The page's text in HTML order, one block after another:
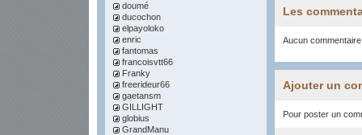
doumé
ducochon
elpayoloko
enric
fantomas
francoisvtt66
Franky
freerideur66
gaetansm
GILLIGHT
globius
GrandManu
Les
Aucun
Ajouter un
Pour poster un